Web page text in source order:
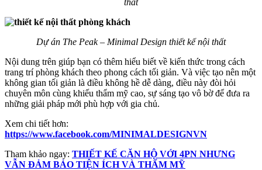
thất
Dự án The Peak – Minimal Design thiết kế nội thất
Nội dung trên giúp bạn có thêm hiểu biết về kiến thức trong cách
trang trí phòng khách theo phong cách tối giản. Và việc tạo nên một
không gian tối giản là điều không hề dễ dàng, điều này đòi hỏi
chuyên môn cùng khiếu thẩm mỹ cao, sự sáng tạo vô bờ để đưa ra
những giải pháp mới phù hợp với gia chủ.
Xem chi tiết hơn:
https://www.facebook.com/MINIMALDESIGNVN
Tham khảo ngay: THIẾT KẾ CĂN HỘ VỚI 4PN NHƯNG
VẪN ĐẢM BẢO TIỆN ÍCH VÀ THẨM MỸ